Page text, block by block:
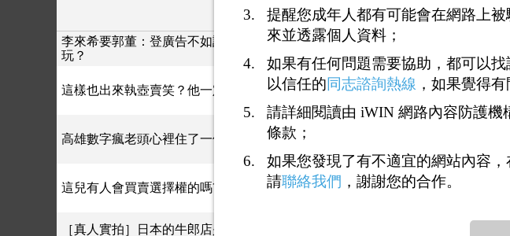
主題
李來希要郭董：登廣告不如請律師？原來李來希苦讀法律系，竟然考不上律師執
玩？
這樣也出來執壺賣笑？他一定很缺錢？
高雄數字瘋老頭心裡住了一位歐巴桑, 原虫智商, 烏拉龜夢滅, 卻要每天裝林志玲～
這兒有人會買賣選擇權的嗎???? 2 3 4
［真人實拍］日本的牛郎店是不做x服務的！只陪酒陪聊天陪您開心！但是很貴滴
提醒您成年人都有可能會在網路上
來並透露個人資料；
如果有任何問題需要協助，都可以
以信任的同志諮詢熱線 ，如果覺得
請詳細閱讀由 iWIN 網路內容防護機
條款；
如果您發現了有不適宜的網站內容
請聯絡我們 ，謝謝您的合作。